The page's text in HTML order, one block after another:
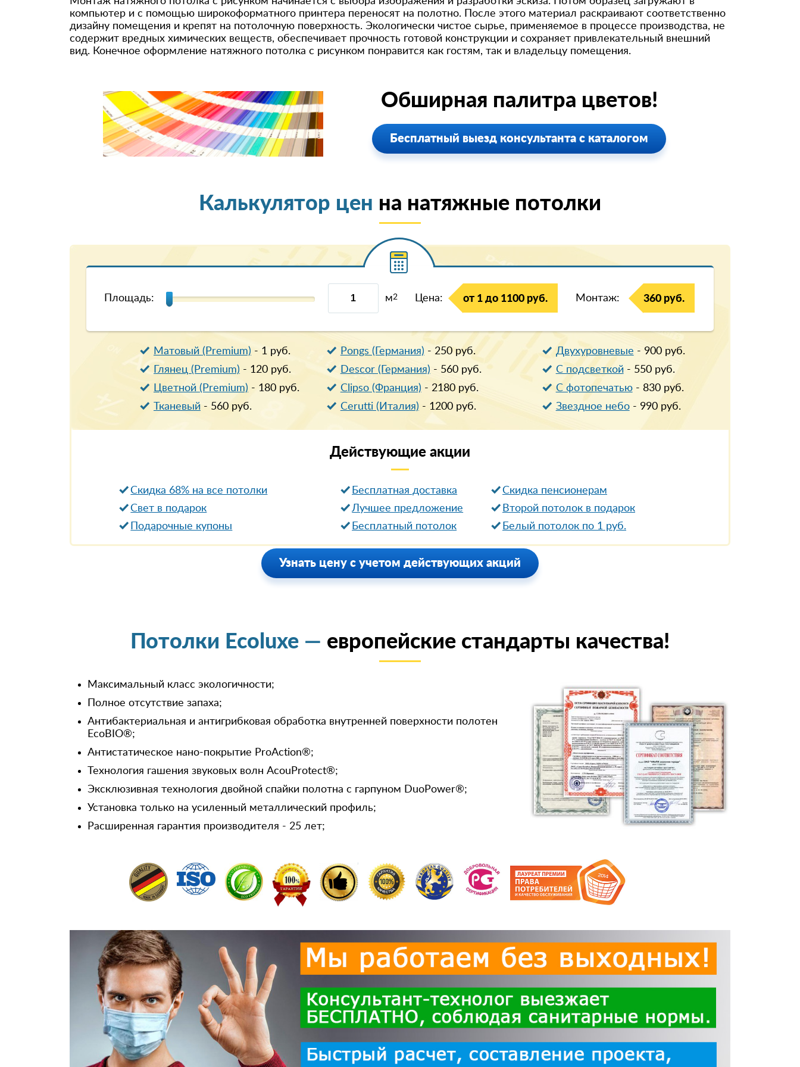
компьютер и с помощью широкоформатного принтера переносят на полотно. После этого материал раскраивают соответственно
дизайну помещения и крепят на потолочную поверхность. Экологически чистое сырье, применяемое в процессе производства, не
содержит вредных химических веществ, обеспечивает прочность готовой конструкции и сохраняет привлекательный внешний
вид. Конечное оформление натяжного потолка с рисунком понравится как гостям, так и владельцу помещения.
Обширная палитра цветов!
Бесплатный выезд консультанта с каталогом
Калькулятор цен на натяжные потолки
Площадь: м2 Цена: от 1 до 1100 руб. Монтаж: 360 руб.
Матовый (Premium) - 1руб. Двухуровневые - 900руб.
Pongs (Германия) - 250руб.
Глянец (Premium) - 120руб. С подсветкой- 550руб.
Descor (Германия) - 560руб.
Цветной (Premium) - 180руб. С фотопечатью- 830руб.
Clipso (Франция) - 2180руб.
Тканевый- 560руб. Звездное небо- 990руб.
Cerutti (Италия) - 1200руб.
Действующие акции
Скидка 68% на все потолки Бесплатная доставка
Cкидка пенсионерам
Свет в подарок
Лучшее предложение
Второй потолок в подарок
Подарочные купоны
Бесплатный потолок Белый потолок по 1 руб.
Узнать цену с учетом действующих акций
Потолки Ecoluxe — европейские стандарты качества!
Максимальный класс экологичности;
Полное отсутствие запаха;
Антибактериальная и антигрибковая обработка внутренней поверхности полотен
EcoBIO®;
Антистатическое нано-покрытие ProAction®;
Технология гашения звуковых волн AcouProtect®;
Эксклюзивная технология двойной спайки полотна с гарпуном DuoPower®;
Установка только на усиленный металлический профиль;
Расширенная гарантия производителя - 25 лет;